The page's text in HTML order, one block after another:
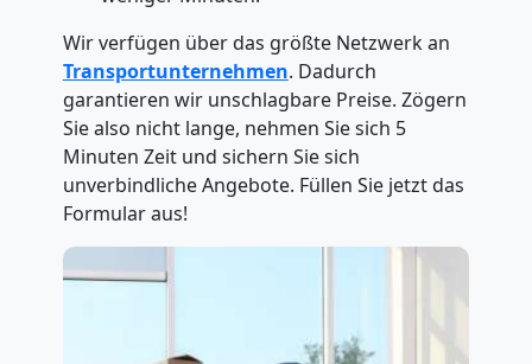
Wir verfügen über das größte Netzwerk an
Transportunternehmen. Dadurch
garantieren wir unschlagbare Preise. Zögern
Sie also nicht lange, nehmen Sie sich 5
Minuten Zeit und sichern Sie sich
unverbindliche Angebote. Füllen Sie jetzt das
Formular aus!